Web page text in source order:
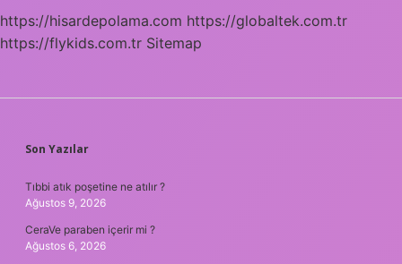
https://hisardepolama.com https://globaltek.com.tr
https://flykids.com.tr Sitemap
SIDEBAR
Son Yazılar
Tıbbi atık poşetine ne atılır ?
Ağustos 9, 2026
CeraVe paraben içerir mi ?
Ağustos 6, 2026